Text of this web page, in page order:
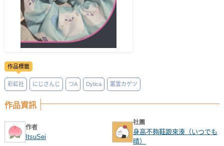
作品標籤
彩虹社 にじさんじ つA Dytica 叢雲カゲツ
作品資訊
作者
ItsuSei
社團
身高不夠鞋跟來湊（いつでも
晴）